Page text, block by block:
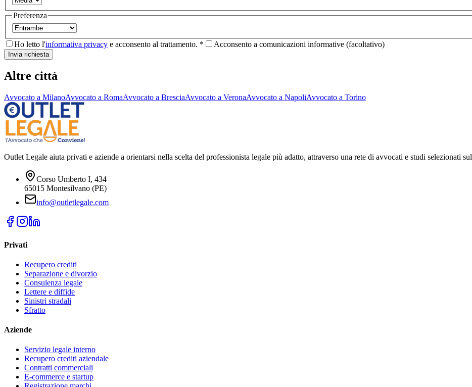
Preferenza
Ho letto l'informativa privacy e acconsento al trattamento. * Acconsento a comunicazioni informative (facoltativo)
Invia richiesta
Altre città
Avvocato a MilanoAvvocato a RomaAvvocato a BresciaAvvocato a VeronaAvvocato a NapoliAvvocato a Torino
Outlet Legale aiuta privati e aziende a orientarsi nella scelta del professionista legale più adatto, attraverso una rete di avvocati e studi selezionati
Corso Umberto I, 434
65015 Montesilvano (PE)
info@outletlegale.com
Privati
Recupero crediti
Separazione e divorzio
Consulenza legale
Lettere e diffide
Sinistri stradali
Sfratto
Aziende
Servizio legale interno
Recupero crediti aziendale
Contratti commerciali
E-commerce e startup